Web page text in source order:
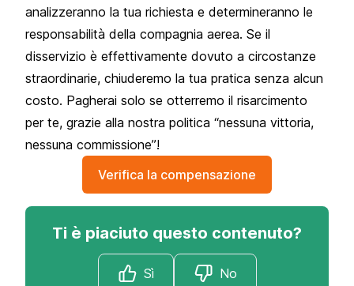
analizzeranno la tua richiesta e determineranno le
responsabilità della compagnia aerea. Se il
disservizio è effettivamente dovuto a circostanze
straordinarie, chiuderemo la tua pratica senza alcun
costo. Pagherai solo se otterremo il risarcimento
per te, grazie alla nostra politica “nessuna vittoria,
nessuna commissione”!
Verifica la compensazione
Ti è piaciuto questo contenuto?
Sì No